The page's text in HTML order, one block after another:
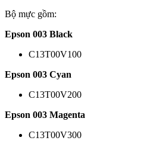
Bộ mực gồm:
Epson 003 Black
C13T00V100
Epson 003 Cyan
C13T00V200
Epson 003 Magenta
C13T00V300